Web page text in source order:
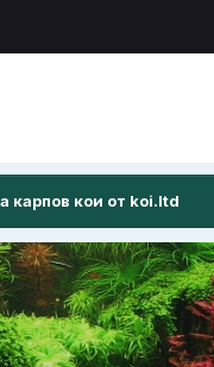
карпов кои от koi.ltd